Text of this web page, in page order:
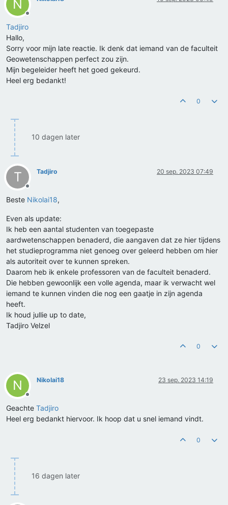
N
Offline
Tadjiro
Hallo,
Sorry voor mijn late reactie. Ik denk dat iemand van de faculteit
Geowetenschappen perfect zou zijn.
Mijn begeleider heeft het goed gekeurd.
Heel erg bedankt!
0
10 dagen later
T
Offline
Tadjiro 20 sep. 2023 07:49
Beste Nikolai18,
Even als update:
Ik heb een aantal studenten van toegepaste
aardwetenschappen benaderd, die aangaven dat ze hier tijdens
het studieprogramma niet genoeg over geleerd hebben om hier
als autoriteit over te kunnen spreken.
Daarom heb ik enkele professoren van de faculteit benaderd.
Die hebben gewoonlijk een volle agenda, maar ik verwacht wel
iemand te kunnen vinden die nog een gaatje in zijn agenda
heeft.
Ik houd jullie up to date,
Tadjiro Velzel
0
N
Offline
Nikolai18 23 sep. 2023 14:19
Geachte Tadjiro
Heel erg bedankt hiervoor. Ik hoop dat u snel iemand vindt.
0
16 dagen later